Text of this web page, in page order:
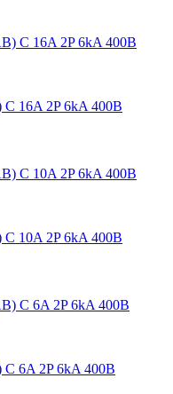
16A 2P 6kA 400В
10A 2P 6kA 400В
6A 2P 6kA 400В